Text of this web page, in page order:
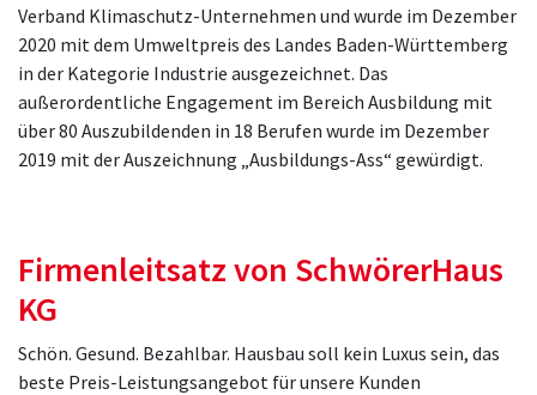
Verband Klimaschutz-Unternehmen und wurde im Dezember
2020 mit dem Umweltpreis des Landes Baden-Württemberg
in der Kategorie Industrie ausgezeichnet. Das
außerordentliche Engagement im Bereich Ausbildung mit
über 80 Auszubildenden in 18 Berufen wurde im Dezember
2019 mit der Auszeichnung „Ausbildungs-Ass“ gewürdigt.
Firmenleitsatz von SchwörerHaus
KG
Schön. Gesund. Bezahlbar. Hausbau soll kein Luxus sein, das
beste Preis-Leistungsangebot für unsere Kunden